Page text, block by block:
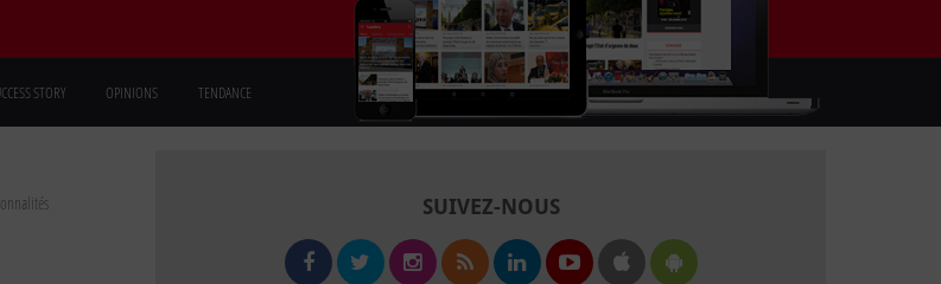
STORY OPINIONS TENDANCE
SUIVEZ-NOUS